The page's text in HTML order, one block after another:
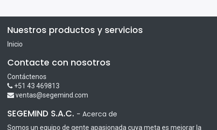
Nuestros productos y servicios
Inicio
Contacte con nosotros
Contáctenos
+51 43 469813
ventas@segemind.com
SEGEMIND S.A.C. - Acerca de
Somos un equipo de gente apasionada cuya meta es mejorar la